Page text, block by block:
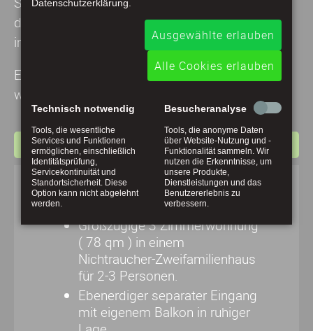
die Landschaft daher auch das Wort „Schweiz“
im Namen.
Entdecken Sie den
WesterwaldSteig mit vielen
wandernswerten Wegen und Pfaden.
Zimmer und Ausstattung
Großzügige 3 Zimmerwohnung
( 78 qm ) in einem
Nichtraucher-Zweifamilienhaus
für 2-3 Personen.
Ebenerdiger separater Eingang
mit eigenem Balkon in ruhiger
Datenschutzerklärung.
Ausgewählte erlauben
Alle Cookies erlauben
Technisch notwendig
Tools, die wesentliche
Services und Funktionen
ermöglichen, einschließlich
Identitätsprüfung,
Servicekontinuität und
Standortsicherheit. Diese
Option kann nicht abgelehnt
werden.
Besucheranalyse
Tools, die anonyme Daten
über Website-Nutzung und -
Funktionalität sammeln. Wir
nutzen die Erkenntnisse, um
unsere Produkte,
Dienstleistungen und das
Benutzererlebnis zu
verbessern.